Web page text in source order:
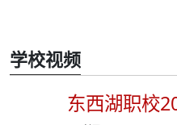
学校视频
东西湖职校